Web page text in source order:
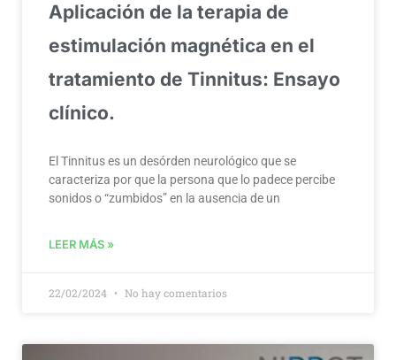
Aplicación de la terapia de
estimulación magnética en el
tratamiento de Tinnitus: Ensayo
clínico.
El Tinnitus es un desórden neurológico que se
caracteriza por que la persona que lo padece percibe
sonidos o “zumbidos” en la ausencia de un
LEER MÁS »
22/02/2024 No hay comentarios